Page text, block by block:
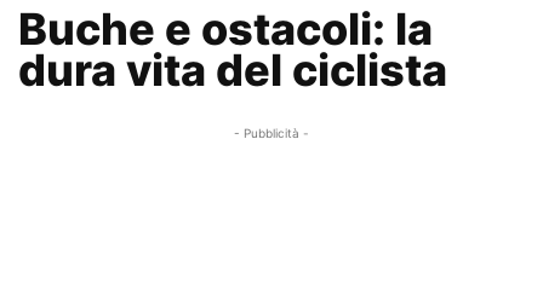
Buche e ostacoli: la
dura vita del ciclista
- Pubblicità -